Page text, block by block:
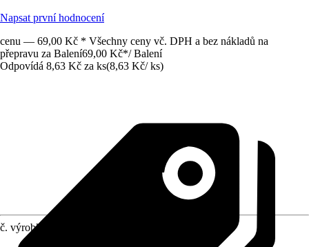
Napsat první hodnocení
cenu — 69,00 Kč * Všechny ceny vč. DPH a bez nákladů na
přepravu za Balení69,00 Kč*/ Balení
Odpovídá 8,63 Kč za ks(8,63 Kč/ ks)
č. výrobku